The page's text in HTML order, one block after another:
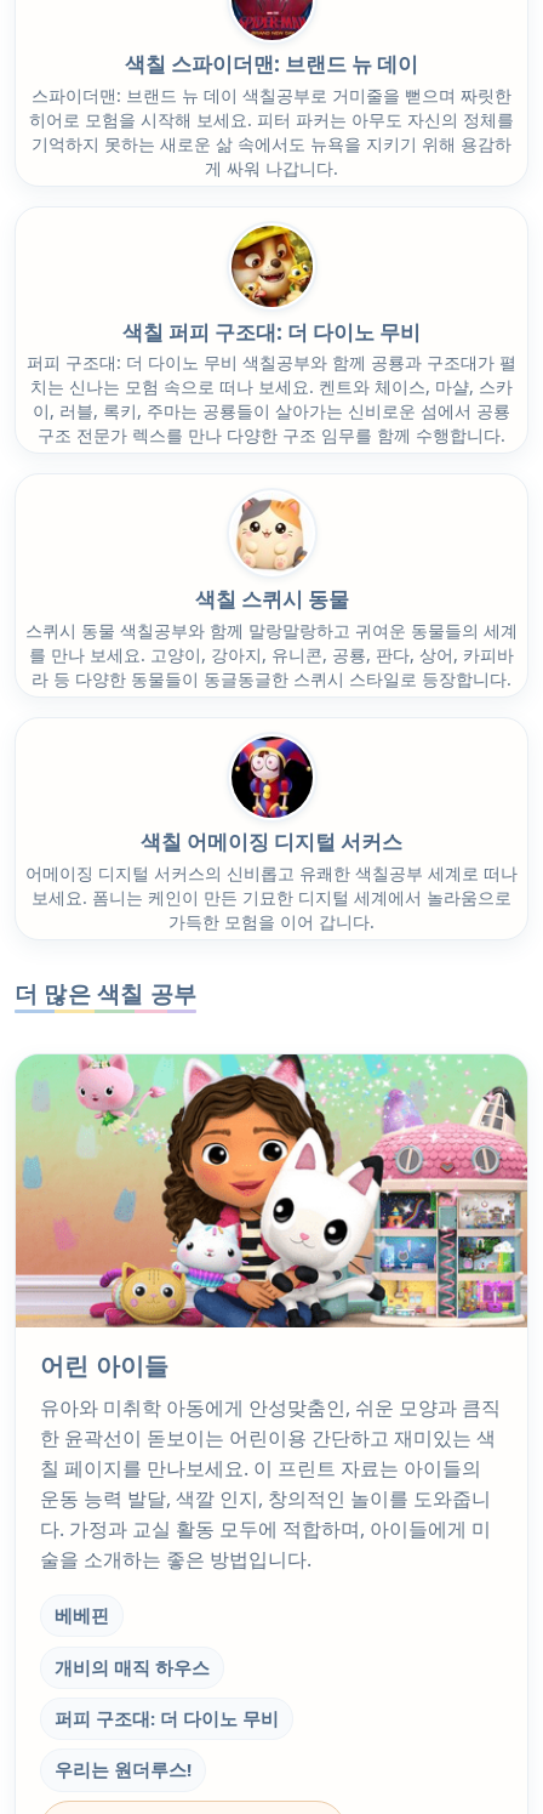
색칠 스파이더맨: 브랜드 뉴 데이
스파이더맨: 브랜드 뉴 데이 색칠공부로 거미줄을 뻗으며 짜릿한
히어로 모험을 시작해 보세요. 피터 파커는 아무도 자신의 정체를
기억하지 못하는 새로운 삶 속에서도 뉴욕을 지키기 위해 용감하
게 싸워 나갑니다.
색칠 퍼피 구조대: 더 다이노 무비
퍼피 구조대: 더 다이노 무비 색칠공부와 함께 공룡과 구조대가 펼
치는 신나는 모험 속으로 떠나 보세요. 켄트와 체이스, 마샬, 스카
이, 러블, 록키, 주마는 공룡들이 살아가는 신비로운 섬에서 공룡
구조 전문가 렉스를 만나 다양한 구조 임무를 함께 수행합니다.
색칠 스퀴시 동물
스퀴시 동물 색칠공부와 함께 말랑말랑하고 귀여운 동물들의 세계
를 만나 보세요. 고양이, 강아지, 유니콘, 공룡, 판다, 상어, 카피바
라 등 다양한 동물들이 동글동글한 스퀴시 스타일로 등장합니다.
색칠 어메이징 디지털 서커스
어메이징 디지털 서커스의 신비롭고 유쾌한 색칠공부 세계로 떠나
보세요. 폼니는 케인이 만든 기묘한 디지털 세계에서 놀라움으로
가득한 모험을 이어 갑니다.
더 많은 색칠 공부
어린 아이들
유아와 미취학 아동에게 안성맞춤인, 쉬운 모양과 큼직
한 윤곽선이 돋보이는 어린이용 간단하고 재미있는 색
칠 페이지를 만나보세요. 이 프린트 자료는 아이들의
운동 능력 발달, 색깔 인지, 창의적인 놀이를 도와줍니
다. 가정과 교실 활동 모두에 적합하며, 아이들에게 미
술을 소개하는 좋은 방법입니다.
베베핀
개비의 매직 하우스
퍼피 구조대: 더 다이노 무비
우리는 원더루스!